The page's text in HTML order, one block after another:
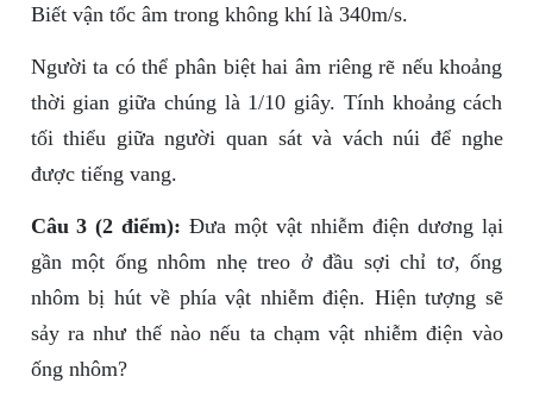
Biết vận tốc âm trong không khí là 340m/s.
Người ta có thể phân biệt hai âm riêng rẽ nếu khoảng
thời gian giữa chúng là 1/10 giây. Tính khoảng cách
tối thiểu giữa người quan sát và vách núi để nghe
được tiếng vang.
Câu 3 (2 điểm): Đưa một vật nhiễm điện dương lại
gần một ống nhôm nhẹ treo ở đầu sợi chỉ tơ, ống
nhôm bị hút về phía vật nhiễm điện. Hiện tượng sẽ
sảy ra như thế nào nếu ta chạm vật nhiễm điện vào
ống nhôm?